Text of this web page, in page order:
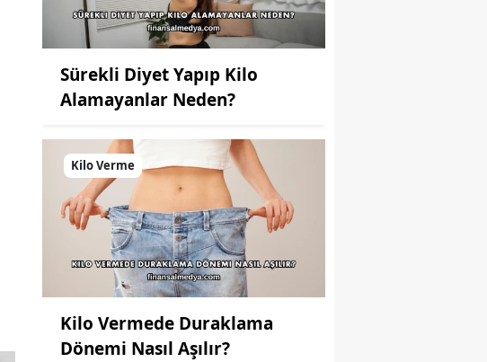
Sürekli Diyet Yapıp Kilo
Alamayanlar Neden?
Kilo Verme
Kilo Vermede Duraklama
Dönemi Nasıl Aşılır?